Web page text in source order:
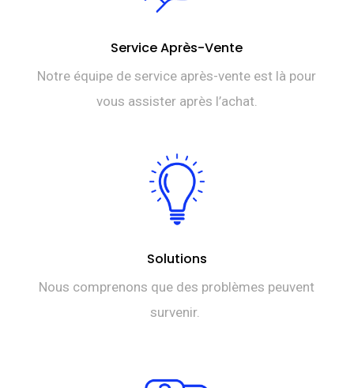
Service Après-Vente
Notre équipe de service après-vente est là pour
vous assister après l’achat.
Solutions
Nous comprenons que des problèmes peuvent
survenir.